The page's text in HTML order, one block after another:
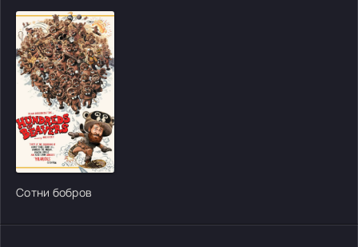
[/xfgiven_cvh_poster_urlcvh_poster_url]
Сотни бобров